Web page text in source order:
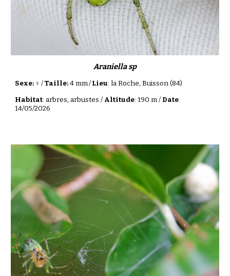
Araniella sp
Sexe: ♀/Taille:4 mm/Lieu:la Roche, Buisson(84)
Habitat: arbres, arbustes / Altitude: 190 m / Date:
14/05/2026